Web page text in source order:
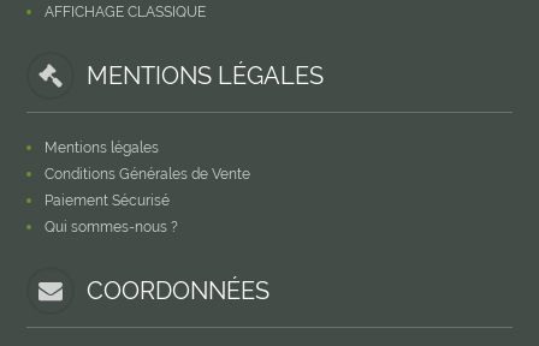
AFFICHAGE CLASSIQUE
MENTIONS LÉGALES
Mentions légales
Conditions Générales de Vente
Paiement Sécurisé
Qui sommes-nous ?
COORDONNÉES